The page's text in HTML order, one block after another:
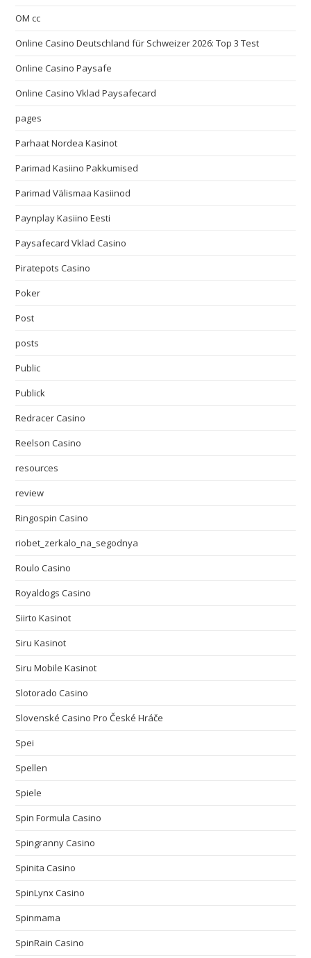
OM cc
Online Casino Deutschland für Schweizer 2026: Top 3 Test
Online Casino Paysafe
Online Casino Vklad Paysafecard
pages
Parhaat Nordea Kasinot
Parimad Kasiino Pakkumised
Parimad Välismaa Kasiinod
Paynplay Kasiino Eesti
Paysafecard Vklad Casino
Piratepots Casino
Poker
Post
posts
Public
Publick
Redracer Casino
Reelson Casino
resources
review
Ringospin Casino
riobet_zerkalo_na_segodnya
Roulo Casino
Royaldogs Casino
Siirto Kasinot
Siru Kasinot
Siru Mobile Kasinot
Slotorado Casino
Slovenské Casino Pro České Hráče
Spei
Spellen
Spiele
Spin Formula Casino
Spingranny Casino
Spinita Casino
SpinLynx Casino
Spinmama
SpinRain Casino